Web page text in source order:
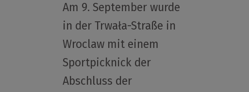
Am 9. September wurde
in der Trwała-Straße in
Wroclaw mit einem
Sportpicknick der
Abschluss der